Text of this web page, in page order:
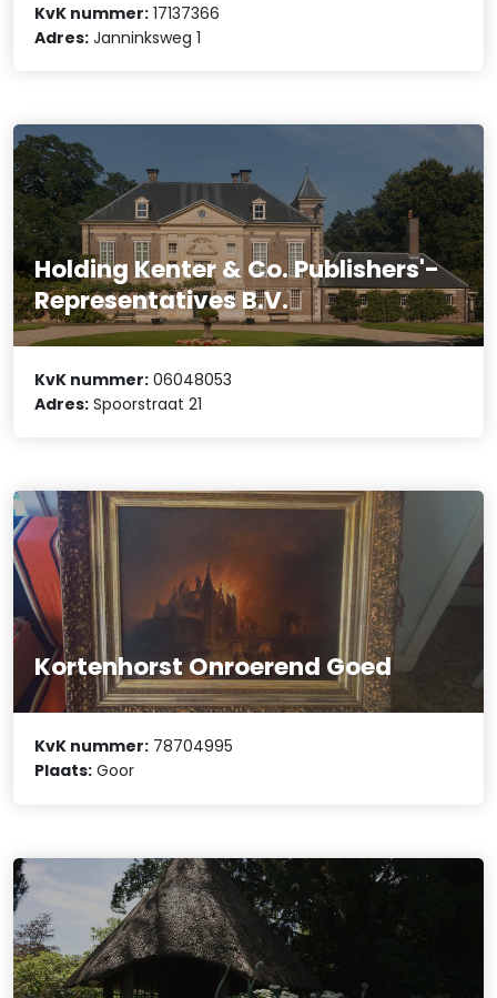
KvK nummer: 17137366
Adres: Janninksweg 1
Holding Kenter & Co. Publishers'-
Representatives B.V.
KvK nummer: 06048053
Adres: Spoorstraat 21
Kortenhorst Onroerend Goed
KvK nummer: 78704995
Plaats: Goor